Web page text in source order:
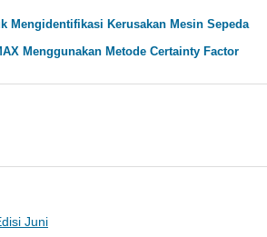
Mengidentifikasi Kerusakan Mesin Sepeda
Menggunakan Metode Certainty Factor
Juni